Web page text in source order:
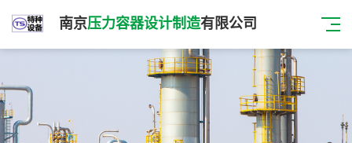
南京压力容器设计制造有限公司